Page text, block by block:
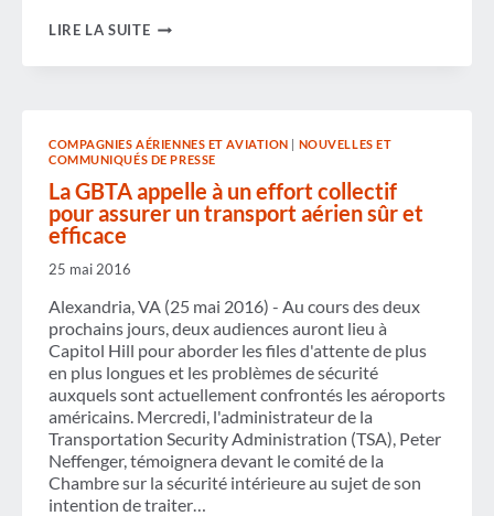
LIRE LA SUITEREVUE
COMPAGNIES AÉRIENNES ET AVIATION | NOUVELLES ET
COMMUNIQUÉS DE PRESSE
La GBTA appelle à un effort collectif
pour assurer un transport aérien sûr et
efficace
25 mai 2016
Alexandria, VA (25 mai 2016) - Au cours des deux
prochains jours, deux audiences auront lieu à
Capitol Hill pour aborder les files d'attente de plus
en plus longues et les problèmes de sécurité
auxquels sont actuellement confrontés les aéroports
américains. Mercredi, l'administrateur de la
Transportation Security Administration (TSA), Peter
Neffenger, témoignera devant le comité de la
Chambre sur la sécurité intérieure au sujet de son
intention de traiter…